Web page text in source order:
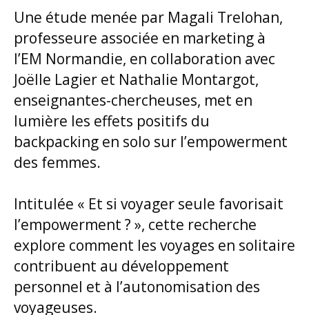
Une étude menée par Magali Trelohan,
professeure associée en marketing à
l’EM Normandie, en collaboration avec
Joëlle Lagier et Nathalie Montargot,
enseignantes-chercheuses, met en
lumière les effets positifs du
backpacking en solo sur l’empowerment
des femmes.
Intitulée « Et si voyager seule favorisait
l’empowerment ? », cette recherche
explore comment les voyages en solitaire
contribuent au développement
personnel et à l’autonomisation des
voyageuses.